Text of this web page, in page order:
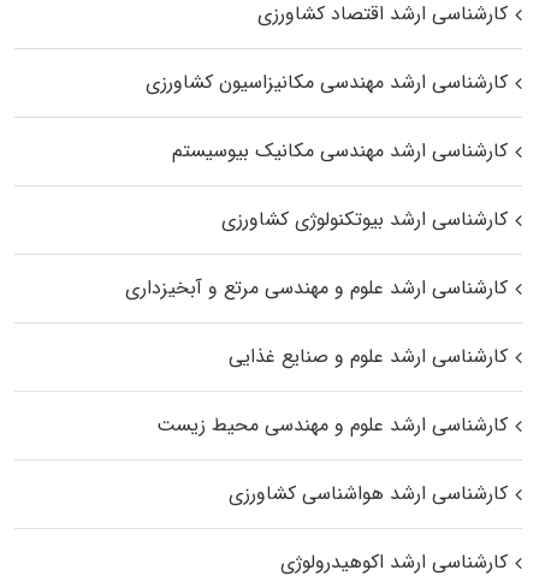
کارشناسی ارشد اقتصاد کشاورزی
کارشناسی ارشد مهندسی مکانیزاسیون کشاورزی
کارشناسی ارشد مهندسی مکانیک بیوسیستم
کارشناسی ارشد بیوتکنولوژی کشاورزی
کارشناسی ارشد علوم و مهندسی مرتع و آبخیزداری
کارشناسی ارشد علوم و صنایع غذایی
کارشناسی ارشد علوم و مهندسی محیط زیست
کارشناسی ارشد هواشناسی کشاورزی
کارشناسی ارشد اکوهیدرولوژی